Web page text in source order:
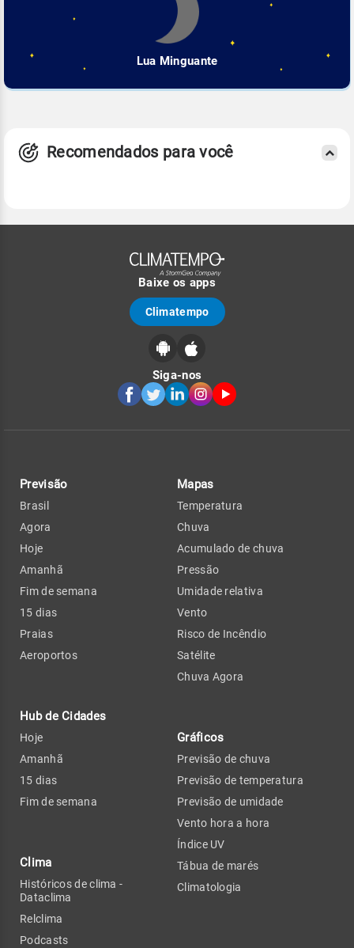
Lua Minguante
Recomendados para você
Baixe os apps
Climatempo
Siga-nos
Previsão
Brasil
Agora
Hoje
Amanhã
Fim de semana
15 dias
Praias
Aeroportos
Hub de Cidades
Hoje
Amanhã
15 dias
Fim de semana
Clima
Históricos de clima -
Dataclima
Relclima
Podcasts
Mapas
Temperatura
Chuva
Acumulado de chuva
Pressão
Umidade relativa
Vento
Risco de Incêndio
Satélite
Chuva Agora
Gráficos
Previsão de chuva
Previsão de temperatura
Previsão de umidade
Vento hora a hora
Índice UV
Tábua de marés
Climatologia